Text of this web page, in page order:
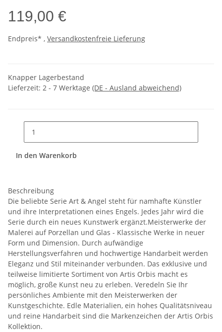
119,00 €
Endpreis* , Versandkostenfreie Lieferung
Knapper Lagerbestand
Lieferzeit: 2 - 7 Werktage (DE - Ausland abweichend)
In den Warenkorb
Beschreibung
Die beliebte Serie Art & Angel steht für namhafte Künstler
und ihre Interpretationen eines Engels. Jedes Jahr wird die
Serie durch ein neues Kunstwerk ergänzt.Meisterwerke der
Malerei auf Porzellan und Glas - Klassische Werke in neuer
Form und Dimension. Durch aufwändige
Herstellungsverfahren und hochwertige Handarbeit werden
Eleganz und Stil miteinander verbunden. Das exklusive und
teilweise limitierte Sortiment von Artis Orbis macht es
möglich, große Kunst neu zu erleben. Veredeln Sie Ihr
persönliches Ambiente mit den Meisterwerken der
Kunstgeschichte. Edle Materialien, ein hohes Qualitätsniveau
und reine Handarbeit sind die Markenzeichen der Artis Orbis
Kollektion.